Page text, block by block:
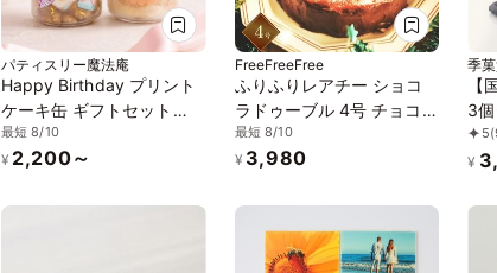
パティスリー魔法庵
Happy Birthday プリント
ケーキ缶 ギフトセット
（250ml×2缶）【いちご・
もも】
最短 8/10
¥ 2,200～
FreeFreeFree
ふりふりレアチー ショコ
ラドゥーブル 4号 チョコ
グルテンフリー 低糖質 糖
質制限 スイーツ チーズケ
誕生日 送料無料 ケーキ 誕
生日ケーキ バースデー プ
チギフト アソート 糖質オ
最短 8/10
¥ 3,980
季
【
3
ニ
添
5
¥